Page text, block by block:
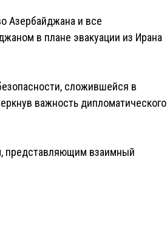
Азербайджана и все
в плане эвакуации из Ирана
сложившейся в
важность дипломатического
представляющим взаимный